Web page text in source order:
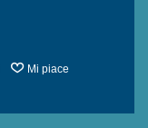
Mi piace